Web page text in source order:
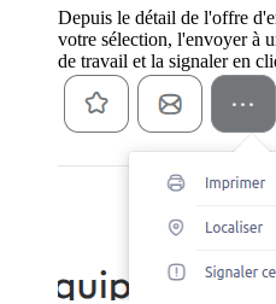
Depuis le détail de l'offre
votre sélection, l'envoyer à
de travail et la signaler en